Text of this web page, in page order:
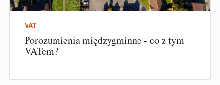
VAT
Porozumienia międzygminne - co z tym
VATem?